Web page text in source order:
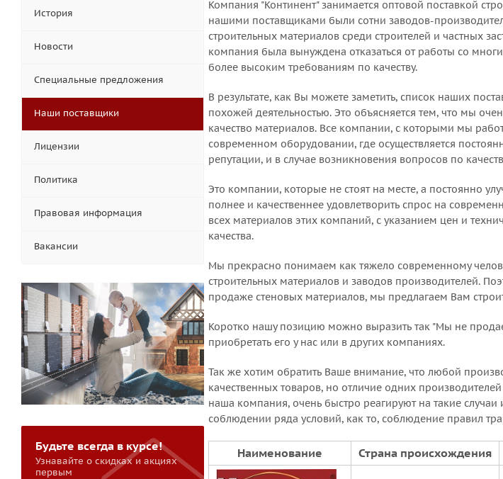
Компания "Континент" занимается оптовой поставкой
нашими поставщиками были сотни заводов-
строительных материалов среди строителей и частных
компания была вынуждена отказаться от работы со
более высоким требованиям по качеству.
В результате, как Вы можете заметить, список наших
похожей деятельностью. Это объясняется тем, что мы
качество материалов. Все компании, с которыми мы
современном оборудовании, где осуществляется
репутации, и в случае возникновения вопросов по
Это компании, которые не стоят на месте, а постоянно
полнее и качественнее удовлетворить спрос на
всех материалов этих компаний, с указанием цен и
качества.
Мы прекрасно понимаем как тяжело современному
строительных материалов и заводов производителей.
продаже стеновых материалов, мы предлагаем Вам
Коротко нашу позицию можно выразить так "Мы не
приобретать его у нас или в других компаниях.
Так же хотим обратить Ваше внимание, что любой
качественных товаров, но отличие одних
наша компания, очень быстро реагируют на такие
соблюдении ряда условий, как то, соблюдение правил
Наименование Страна происхождения
История
Новости
Специальные предложения
Наши поставщики
Лицензии
Политика
Правовая информация
Вакансии
Будьте всегда в курсе!
Узнавайте о скидках и акциях
первым